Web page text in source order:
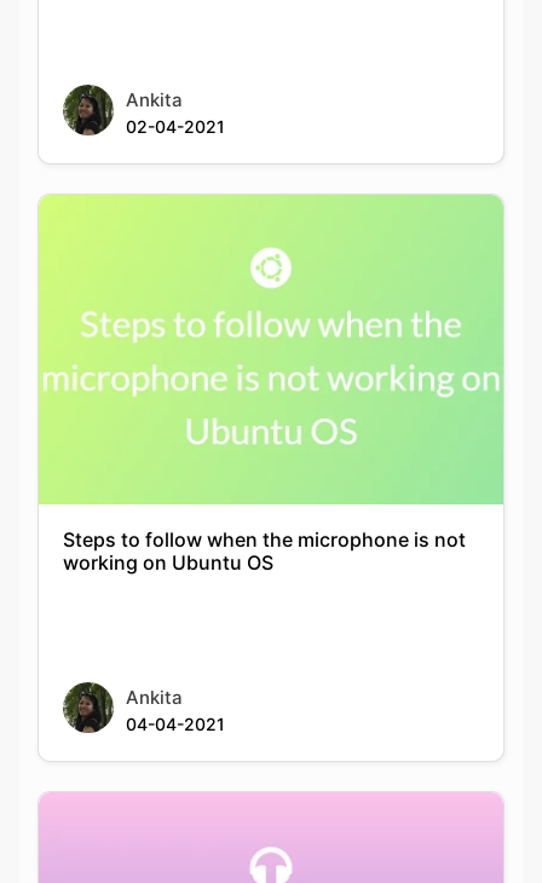
Ankita
02-04-2021
Steps to follow when the microphone is not
working on Ubuntu OS
Ankita
04-04-2021